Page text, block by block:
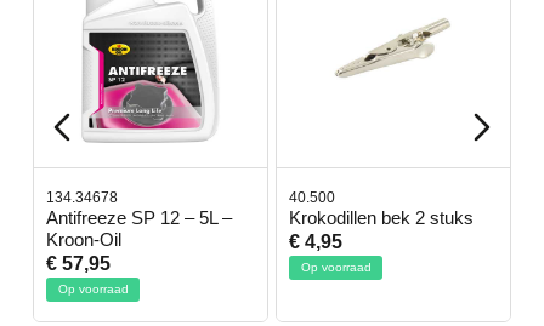
134.34678
Antifreeze SP 12 – 5L –
Kroon-Oil
€ 57,95
Op voorraad
40.500
Krokodillen bek 2 stuks
€ 4,95
Op voorraad